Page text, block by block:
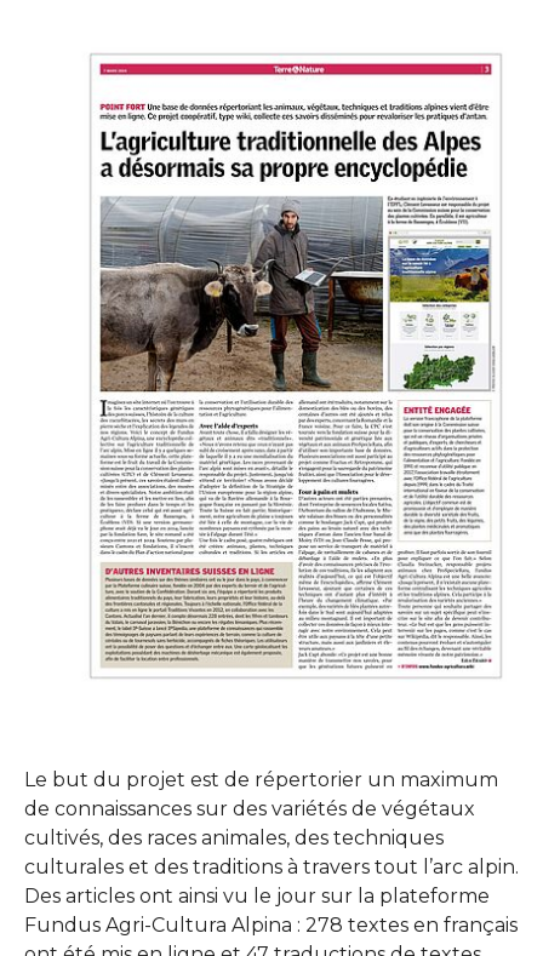
Le but du projet est de répertorier un maximum
de connaissances sur des variétés de végétaux
cultivés, des races animales, des techniques
culturales et des traditions à travers tout l’arc alpin.
Des articles ont ainsi vu le jour sur la plateforme
Fundus Agri-Cultura Alpina : 278 textes en français